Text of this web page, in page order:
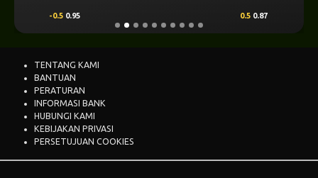
-0.5 0.95 0.5 0.87
TENTANG KAMI
BANTUAN
PERATURAN
INFORMASI BANK
HUBUNGI KAMI
KEBIJAKAN PRIVASI
PERSETUJUAN COOKIES